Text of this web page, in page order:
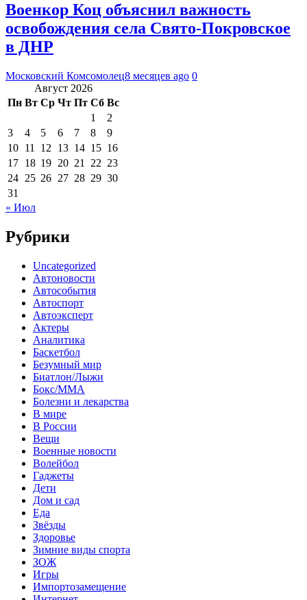
Военкор Коц объяснил важность
освобождения села Свято-Покровское
в ДНР
Московский Комсомолец8 месяцев ago 0
Август 2026
Пн Вт Ср Чт Пт Сб Вс
1
2
3
4 5 6 7 8
9
10 11 12 13 14 15 16
17 18 19 20 21 22 23
24 25 26 27 28 29 30
31
« Июл
Рубрики
Uncategorized
Автоновости
Автособытия
Автоспорт
Автоэксперт
Актеры
Аналитика
Баскетбол
Безумный мир
Биатлон/Лыжи
Бокс/MMA
Болезни и лекарства
В мире
В России
Вещи
Военные новости
Волейбол
Гаджеты
Дети
Дом и сад
Еда
Звёзды
Здоровье
Зимние виды спорта
ЗОЖ
Игры
Импортозамещение